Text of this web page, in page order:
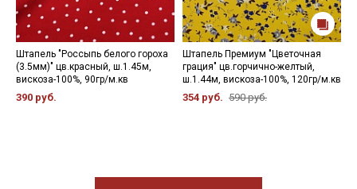
Штапель "Россыпь белого гороха
(3.5мм)" цв.красный, ш.1.45м,
вискоза-100%, 90гр/м.кв
390 руб.
Штапель Премиум "Цветочная
грация" цв.горчично-желтый,
ш.1.44м, вискоза-100%, 120гр/м.кв
354 руб. 590 руб.